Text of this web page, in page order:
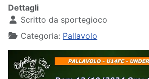
Dettagli
Scritto da sportegioco
Categoria: Pallavolo